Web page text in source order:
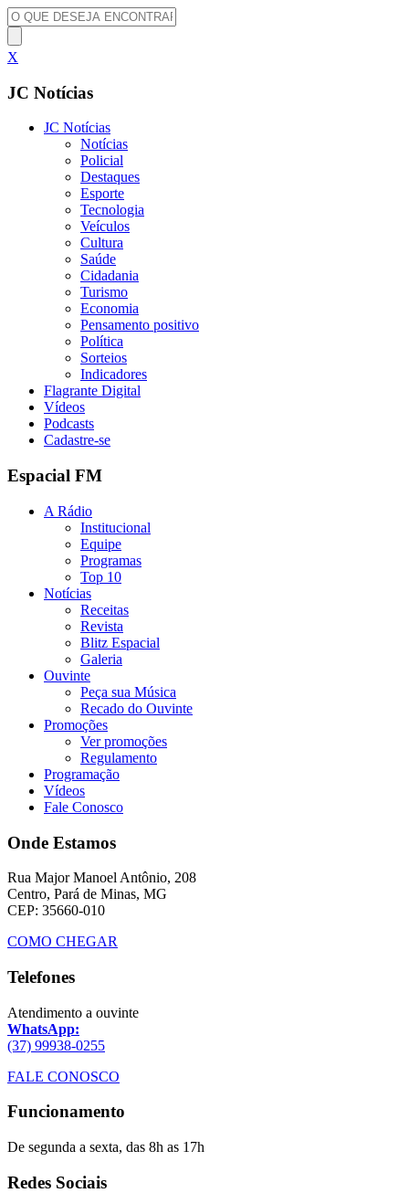
X
JC Notícias
JC Notícias
Notícias
Policial
Destaques
Esporte
Tecnologia
Veículos
Cultura
Saúde
Cidadania
Turismo
Economia
Pensamento positivo
Política
Sorteios
Indicadores
Flagrante Digital
Vídeos
Podcasts
Cadastre-se
Espacial FM
A Rádio
Institucional
Equipe
Programas
Top 10
Notícias
Receitas
Revista
Blitz Espacial
Galeria
Ouvinte
Peça sua Música
Recado do Ouvinte
Promoções
Ver promoções
Regulamento
Programação
Vídeos
Fale Conosco
Onde Estamos
Rua Major Manoel Antônio, 208
Centro, Pará de Minas, MG
CEP: 35660-010
COMO CHEGAR
Telefones
Atendimento a ouvinte
WhatsApp:
(37) 99938-0255
FALE CONOSCO
Funcionamento
De segunda a sexta, das 8h as 17h
Redes Sociais